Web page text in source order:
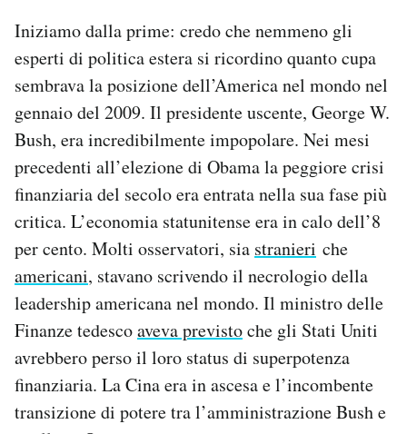
Iniziamo dalla prime: credo che nemmeno gli
esperti di politica estera si ricordino quanto cupa
sembrava la posizione dell’America nel mondo nel
gennaio del 2009. Il presidente uscente, George W.
Bush, era incredibilmente impopolare. Nei mesi
precedenti all’elezione di Obama la peggiore crisi
finanziaria del secolo era entrata nella sua fase più
critica. L’economia statunitense era in calo dell’8
per cento. Molti osservatori, sia stranieri che
americani, stavano scrivendo il necrologio della
leadership americana nel mondo. Il ministro delle
Finanze tedescoaveva previstoche gli Stati Uniti
avrebbero perso il loro status di superpotenza
finanziaria. La Cina era in ascesa e l’incombente
transizione di potere tra l’amministrazione Bush e